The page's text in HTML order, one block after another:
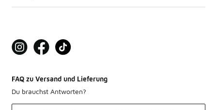
FAQ zu Versand und Lieferung
Du brauchst Antworten?